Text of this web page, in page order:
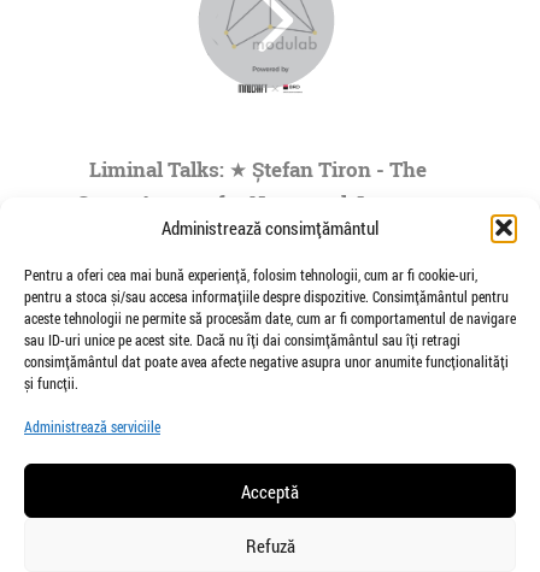
Administrează consimțământul
Pentru a oferi cea mai bună experiență, folosim tehnologii, cum ar fi cookie-uri,
pentru a stoca și/sau accesa informațiile despre dispozitive. Consimțământul pentru
aceste tehnologii ne permite să procesăm date, cum ar fi comportamentul de navigare
sau ID-uri unice pe acest site. Dacă nu îți dai consimțământul sau îți retragi
consimțământul dat poate avea afecte negative asupra unor anumite funcționalități
și funcții.
Administrează serviciile
Acceptă
Refuză
Liminal Talks: ★ Ștefan Tiron - The
Space Agency for Nocturnal Journeys
to the Origins of the Universe- by
Modulab @POINT
de Veioza Arte
Stefan Tiron is an artist living and working
between Bucharest and Berlin. He is the founder